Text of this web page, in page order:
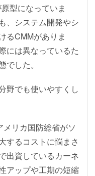
型になっていま
、システム開発やシ
るCMMがありま
には異なっているた
した。
野でも使いやすくし
リカ国防総省がソ
するコストに悩まさ
出資しているカーネ
アップや工期の短縮